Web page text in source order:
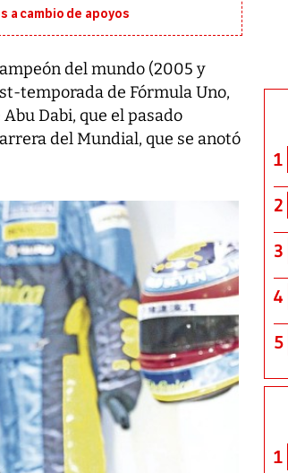
a cambio de apoyos
del mundo (2005 y
temporada de Fórmula Uno,
Dabi, que el pasado
del Mundial, que se anotó
1
2
3
4
5
1